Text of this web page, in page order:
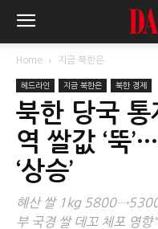
Home 지금 북한은
헤드라인 지금 북한은 북한 경제
북한 당국 통
역 쌀값 ‘뚝
‘상승’
혜산 쌀 1kg 5800→5300
부 국경 쌀 데꼬 체포 영향"